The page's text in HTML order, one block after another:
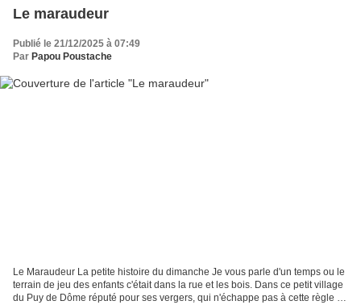
Le maraudeur
Publié le 21/12/2025 à 07:49
Par Papou Poustache
Le Maraudeur La petite histoire du dimanche Je vous parle d'un temps ou le
terrain de jeu des enfants c'était dans la rue et les bois. Dans ce petit village
du Puy de Dôme réputé pour ses vergers, qui n'échappe pas à cette règle du